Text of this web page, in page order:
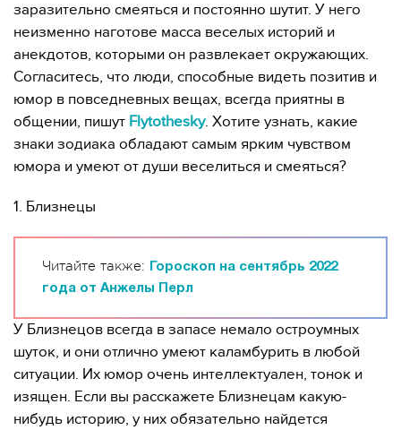
заразительно смеяться и постоянно шутит. У него
неизменно наготове масса веселых историй и
анекдотов, которыми он развлекает окружающих.
Согласитесь, что люди, способные видеть позитив и
юмор в повседневных вещах, всегда приятны в
общении, пишут Flytothesky. Хотите узнать, какие
знаки зодиака обладают самым ярким чувством
юмора и умеют от души веселиться и смеяться?
1. Близнецы
Читайте также:
Гороскоп на сентябрь 2022
года от Анжелы Перл
У Близнецов всегда в запасе немало остроумных
шуток, и они отлично умеют каламбурить в любой
ситуации. Их юмор очень интеллектуален, тонок и
изящен. Если вы расскажете Близнецам какую-
нибудь историю, у них обязательно найдется